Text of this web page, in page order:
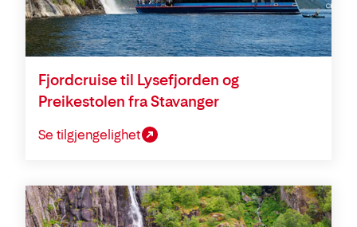
Fjordcruise til Lysefjorden og
Preikestolen fra Stavanger
Se tilgjengelighet